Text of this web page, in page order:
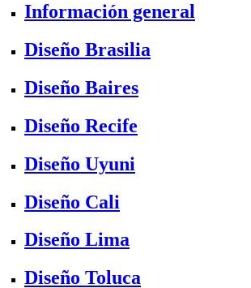
Información general
Diseño Brasilia
Diseño Baires
Diseño Recife
Diseño Uyuni
Diseño Cali
Diseño Lima
Diseño Toluca